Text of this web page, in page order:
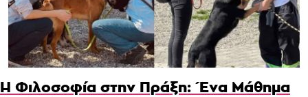
Η Φιλοσοφία στην Πράξη: Ένα Μάθημα